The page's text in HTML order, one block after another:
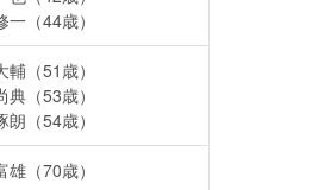
一（44歳）
輔（51歳）
典（53歳）
朗（54歳）
雄（70歳）